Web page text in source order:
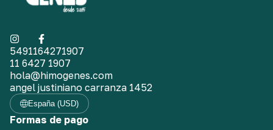
5491164271907
11 6427 1907
hola@himogenes.com
angel justiniano carranza 1452
España (USD)
Formas de pago